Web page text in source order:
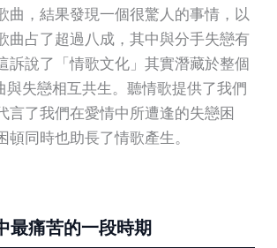
曲，結果發現一個很驚人的事情，以
曲占了超過八成，其中與分手失戀有
訴說了「情歌文化」其實潛藏於整個
失戀相互共生。聽情歌提供了我們
言了我們在愛情中所遭逢的失戀困
頓同時也助長了情歌產生。
最痛苦的一段時期